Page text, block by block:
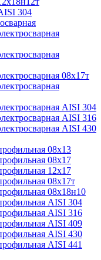
304
08х17т
AISI 304
AISI 316
AISI 430
08х13
08х17
12х17
08х17т
08х18н10
AISI 304
AISI 316
AISI 409
AISI 430
AISI 441